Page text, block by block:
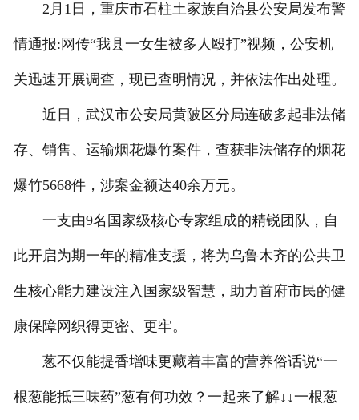
2月1日，重庆市石柱土家族自治县公安局发布警
情通报:网传“我县一女生被多人殴打”视频，公安机
关迅速开展调查，现已查明情况，并依法作出处理。
近日，武汉市公安局黄陂区分局连破多起非法储
存、销售、运输烟花爆竹案件，查获非法储存的烟花
爆竹5668件，涉案金额达40余万元。
一支由9名国家级核心专家组成的精锐团队，自
此开启为期一年的精准支援，将为乌鲁木齐的公共卫
生核心能力建设注入国家级智慧，助力首府市民的健
康保障网织得更密、更牢。
葱不仅能提香增味更藏着丰富的营养俗话说“一
根葱能抵三味药”葱有何功效？一起来了解↓↓一根葱